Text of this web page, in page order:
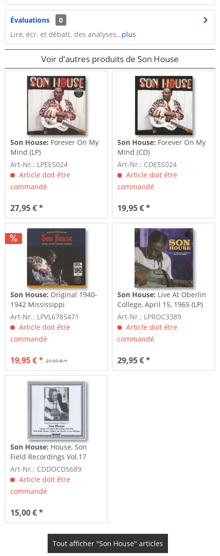
Évaluations
0
Lire, écr. et débatt. des analyses…plus
Voir d'autres produits de Son House
Son House: Forever On My
Mind (LP)
Art-Nr.: LPEES024
Article doit être
commandé
27,95 € *
Son House: Forever On My
Mind (CD)
Art-Nr.: CDESS024
Article doit être
commandé
19,95 € *
Son House: Original 1940-
1942 Mississippi
Recordings (LP,...
Art-Nr.: LPVL6785471
Article doit être
commandé
21,95 € *
19,95 € *
Son House: Live At Oberlin
College, April 15, 1965 (LP)
Art-Nr.: LPROC3389
Article doit être
commandé
29,95 € *
Son House: House, Son
Field Recordings Vol.17
Art-Nr.: CDDOCD5689
Article doit être
commandé
15,00 € *
Tout afficher "Son House" articles